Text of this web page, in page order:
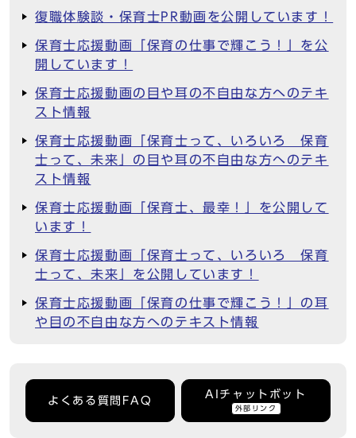
復職体験談・保育士PR動画を公開しています！
保育士応援動画「保育の仕事で輝こう！」を公
開しています！
保育士応援動画の目や耳の不自由な方へのテキ
スト情報
保育士応援動画「保育士って、いろいろ 保育
士って、未来」の目や耳の不自由な方へのテキ
スト情報
保育士応援動画「保育士、最幸！」を公開して
います！
保育士応援動画「保育士って、いろいろ 保育
士って、未来」を公開しています！
保育士応援動画「保育の仕事で輝こう！」の耳
や目の不自由な方へのテキスト情報
よくある質問FAQ
AIチャットボット
外部リンク